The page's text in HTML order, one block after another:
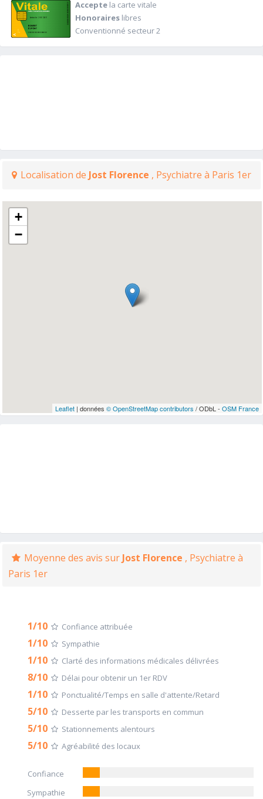
Acceptela carte vitale
Honoraireslibres
Conventionné secteur 2
Localisation de Jost Florence , Psychiatre à Paris 1er
+
−
Leaflet| données © OpenStreetMap contributors / ODbL - OSM France
Moyenne des avis sur Jost Florence , Psychiatre à
Paris 1er
1/10 Confiance attribuée
1/10 Sympathie
1/10 Clarté des informations médicales délivrées
8/10 Délai pour obtenir un 1er RDV
1/10 Ponctualité/Temps en salle d'attente/Retard
5/10 Desserte par les transports en commun
5/10 Stationnements alentours
5/10 Agréabilité des locaux
Confiance
Sympathie